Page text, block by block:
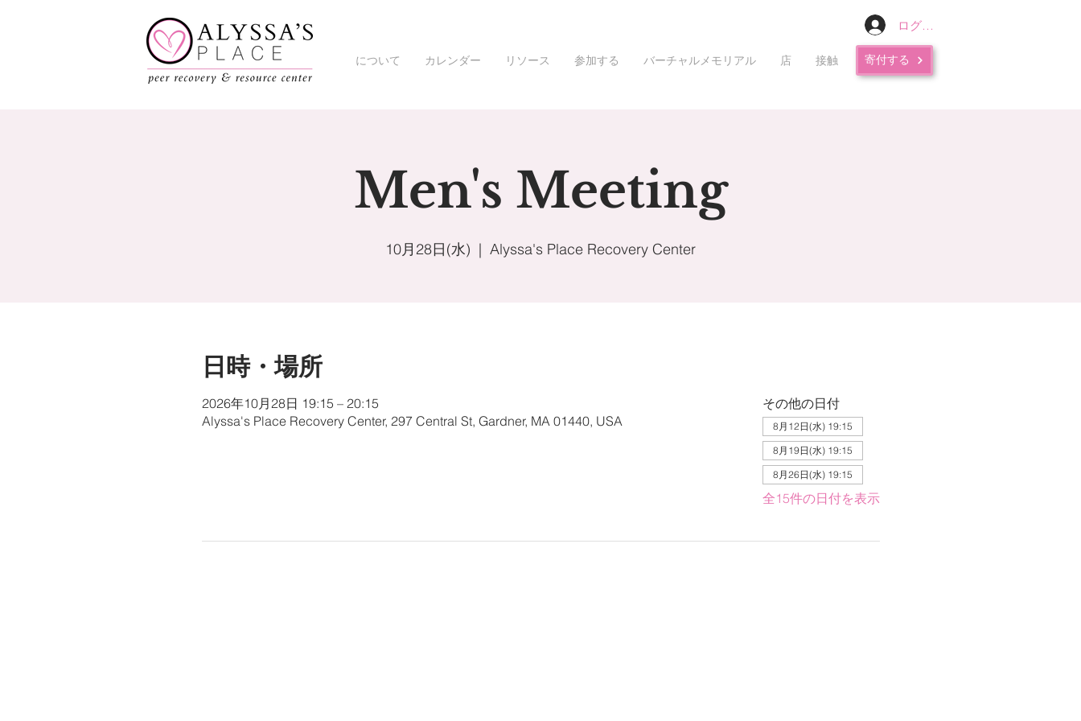
ログイン
について カレンダー リソース 参加する バーチャルメモリアル 店 接触 寄付する
Men's Meeting
10月28日(水)
  |
Alyssa's Place Recovery Center
日時・場所
2026年10月28日 19:15 – 20:15
Alyssa's Place Recovery Center, 297 Central St, Gardner, MA 01440, USA
その他の日付
8月12日(水) 19:15
8月19日(水) 19:15
8月26日(水) 19:15
全15件の日付を表示